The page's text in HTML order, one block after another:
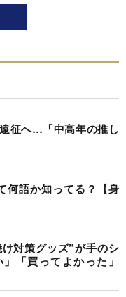
征へ…「中高年の推し
何語か知ってる？【身
対策グッズ”が手のシ
「買ってよかった」